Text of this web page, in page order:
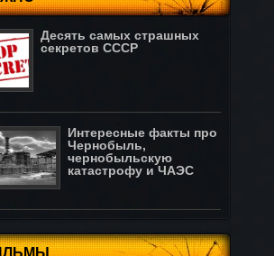
Десять самых страшных
секретов СССР
Интересные факты про
Чернобыль,
чернобыльскую
катастрофу и ЧАЭС